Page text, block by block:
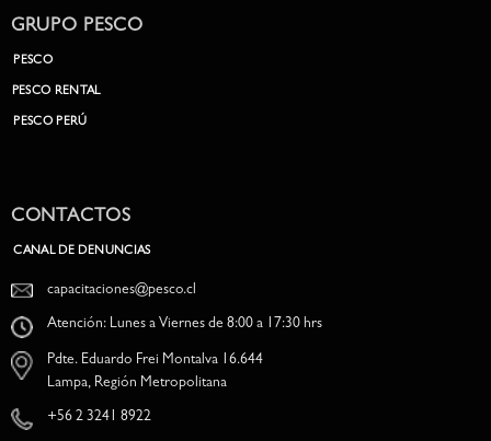
GRUPO PESCO
PESCO
PESCO RENTAL
PESCO PERÚ
CONTACTOS
CANAL DE DENUNCIAS
capacitaciones@pesco.cl
Atención: Lunes a Viernes de 8:00 a 17:30 hrs
Pdte. Eduardo Frei Montalva 16.644
Lampa, Región Metropolitana
+56 2 3241 8922